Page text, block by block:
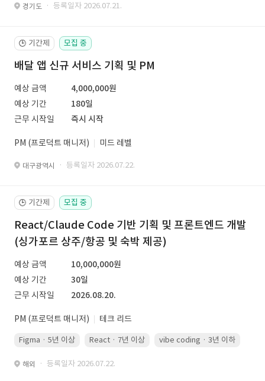
경기도 · 등록일자 2026.07.21.
🕒 기간제 모집 중
배달 앱 신규 서비스 기획 및 PM
예상 금액
4,000,000원
예상 기간
180일
근무 시작일
즉시 시작
PM (프로덕트 매니저) 미드 레벨
대구광역시 · 등록일자 2026.07.22.
🕒 기간제 모집 중
React/Claude Code 기반 기획 및 프론트엔드 개발
(싱가포르 상주/항공 및 숙박 제공)
예상 금액
10,000,000원
예상 기간
30일
근무 시작일
2026.08.20.
PM (프로덕트 매니저) 테크 리드
Figma · 5년 이상 React · 7년 이상 vibe coding · 3년 이하
해외 · 등록일자 2026.07.22.